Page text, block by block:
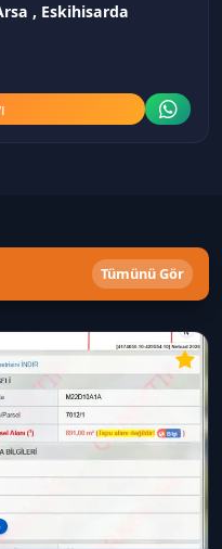
, Eskihisarda
Tümünü Gör